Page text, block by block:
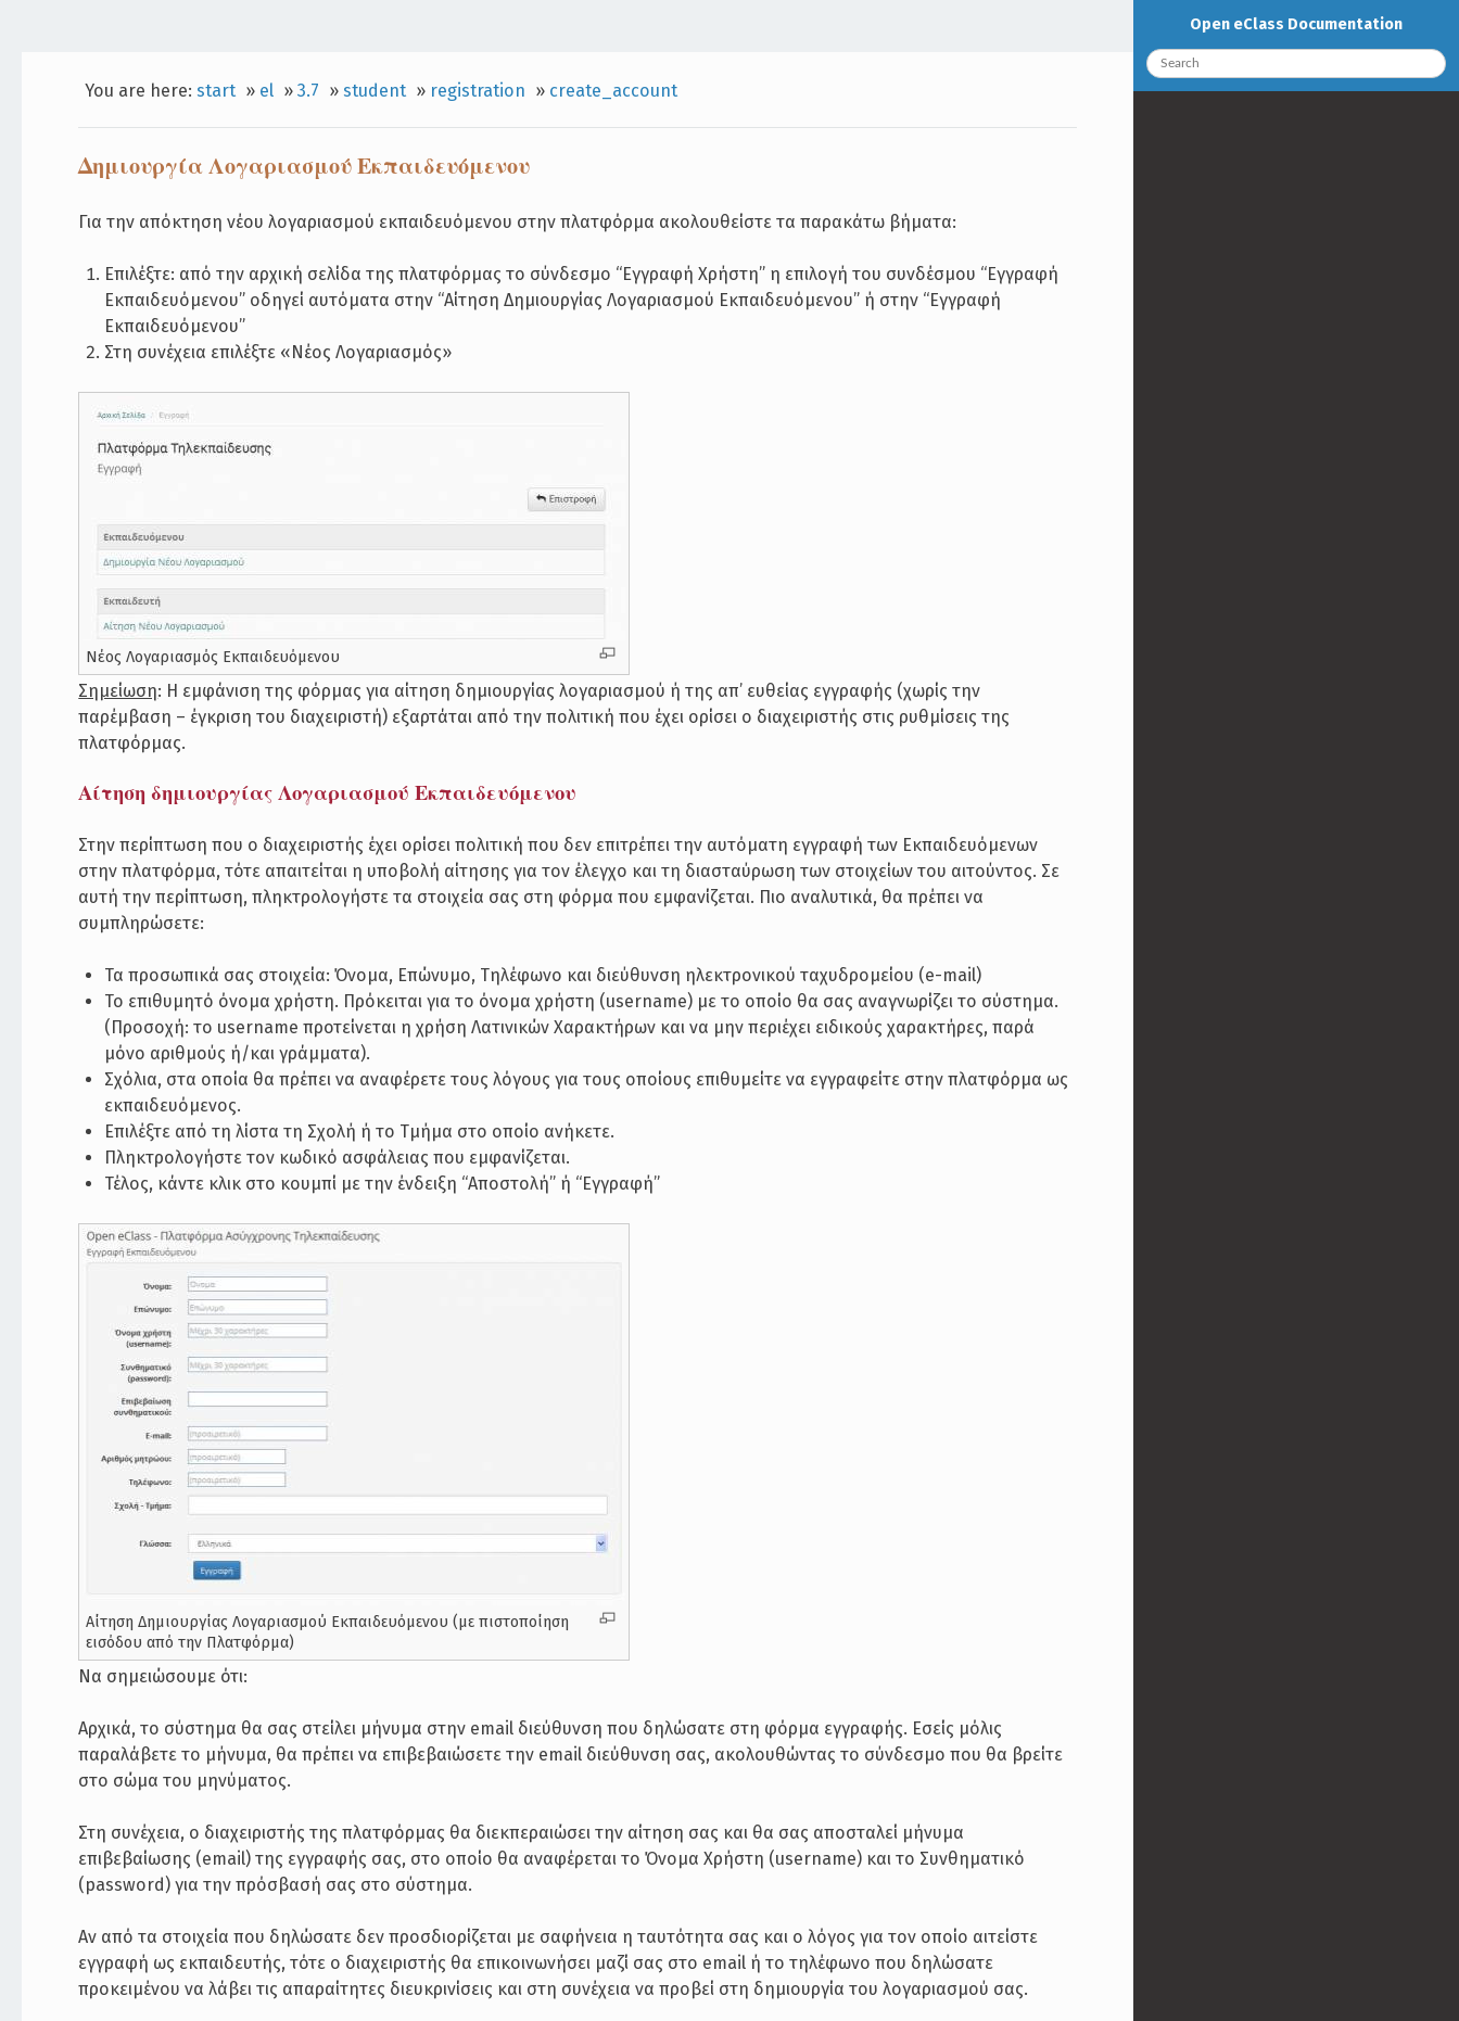
You are here: start » el » 3.7 » student » registration » create_account
Δημιουργία Λογαριασμού Εκπαιδευόμενου
Για την απόκτηση νέου λογαριασμού εκπαιδευόμενου στην πλατφόρμα ακολουθείστε τα παρακάτω βήματα:
Επιλέξτε: από την αρχική σελίδα της πλατφόρμας το σύνδεσμο “Εγγραφή Χρήστη” η επιλογή του συνδέσμου “Εγγραφή
Εκπαιδευόμενου” οδηγεί αυτόματα στην “Αίτηση Δημιουργίας Λογαριασμού Εκπαιδευόμενου” ή στην “Εγγραφή
Εκπαιδευόμενου”
Στη συνέχεια επιλέξτε «Νέος Λογαριασμός»
Νέος Λογαριασμός Εκπαιδευόμενου
Σημείωση: Η εμφάνιση της φόρμας για αίτηση δημιουργίας λογαριασμού ή της απ’ ευθείας εγγραφής (χωρίς την
παρέμβαση – έγκριση του διαχειριστή) εξαρτάται από την πολιτική που έχει ορίσει ο διαχειριστής στις ρυθμίσεις της
πλατφόρμας.
Αίτηση δημιουργίας Λογαριασμού Εκπαιδευόμενου
Στην περίπτωση που ο διαχειριστής έχει ορίσει πολιτική που δεν επιτρέπει την αυτόματη εγγραφή των Εκπαιδευόμενων
στην πλατφόρμα, τότε απαιτείται η υποβολή αίτησης για τον έλεγχο και τη διασταύρωση των στοιχείων του αιτούντος. Σε
αυτή την περίπτωση, πληκτρολογήστε τα στοιχεία σας στη φόρμα που εμφανίζεται. Πιο αναλυτικά, θα πρέπει να
συμπληρώσετε:
Τα προσωπικά σας στοιχεία: Όνομα, Επώνυμο, Τηλέφωνο και διεύθυνση ηλεκτρονικού ταχυδρομείου (e-mail)
Το επιθυμητό όνομα χρήστη. Πρόκειται για το όνομα χρήστη (username) με το οποίο θα σας αναγνωρίζει το σύστημα.
(Προσοχή: το username προτείνεται η χρήση Λατινικών Χαρακτήρων και να μην περιέχει ειδικούς χαρακτήρες, παρά
μόνο αριθμούς ή/και γράμματα).
Σχόλια, στα οποία θα πρέπει να αναφέρετε τους λόγους για τους οποίους επιθυμείτε να εγγραφείτε στην πλατφόρμα ως
εκπαιδευόμενος.
Επιλέξτε από τη λίστα τη Σχολή ή το Τμήμα στο οποίο ανήκετε.
Πληκτρολογήστε τον κωδικό ασφάλειας που εμφανίζεται.
Τέλος, κάντε κλικ στο κουμπί με την ένδειξη “Αποστολή” ή “Εγγραφή”
Αίτηση Δημιουργίας Λογαριασμού Εκπαιδευόμενου (με πιστοποίηση
εισόδου από την Πλατφόρμα)
Να σημειώσουμε ότι:
Αρχικά, το σύστημα θα σας στείλει μήνυμα στην email διεύθυνση που δηλώσατε στη φόρμα εγγραφής. Εσείς μόλις
παραλάβετε το μήνυμα, θα πρέπει να επιβεβαιώσετε την email διεύθυνση σας, ακολουθώντας το σύνδεσμο που θα βρείτε
στο σώμα του μηνύματος.
Στη συνέχεια, ο διαχειριστής της πλατφόρμας θα διεκπεραιώσει την αίτηση σας και θα σας αποσταλεί μήνυμα
επιβεβαίωσης (email) της εγγραφής σας, στο οποίο θα αναφέρεται το Όνομα Χρήστη (username) και το Συνθηματικό
(password) για την πρόσβασή σας στο σύστημα.
Αν από τα στοιχεία που δηλώσατε δεν προσδιορίζεται με σαφήνεια η ταυτότητα σας και ο λόγος για τον οποίο αιτείστε
εγγραφή ως εκπαιδευτής, τότε ο διαχειριστής θα επικοινωνήσει μαζί σας στο email ή το τηλέφωνο που δηλώσατε
προκειμένου να λάβει τις απαραίτητες διευκρινίσεις και στη συνέχεια να προβεί στη δημιουργία του λογαριασμού σας.
Open eClass Documentation